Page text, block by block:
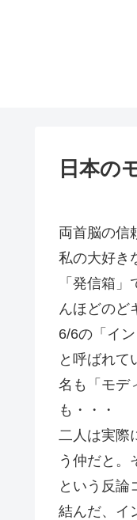
日本の
両首脳の信
私の大好き
「発信箱
んほどのど
6/6の「イ
と呼ばれて
名も「モデ
も・・・
二人は実際
う仲だと。
という反論
結んだ、イ